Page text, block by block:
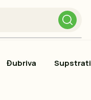
Đubriva Supstrati